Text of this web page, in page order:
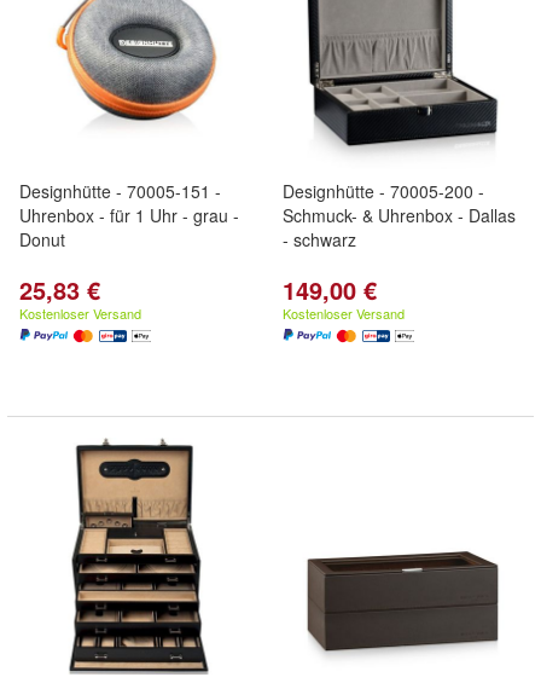
Designhütte - 70005-151 -
Uhrenbox - für 1 Uhr - grau -
Donut
25,83 €
Kostenloser Versand
Designhütte - 70005-200 -
Schmuck- & Uhrenbox - Dallas
- schwarz
149,00 €
Kostenloser Versand